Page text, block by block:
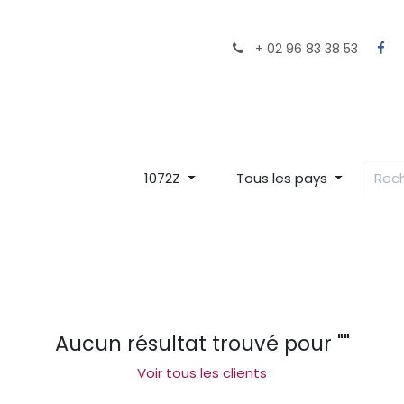
Le Chef Le Restaurant
+ 02 96 83 38 53
1072Z Tous les pays
Aucun résultat trouvé pour ""
Voir tous les clients